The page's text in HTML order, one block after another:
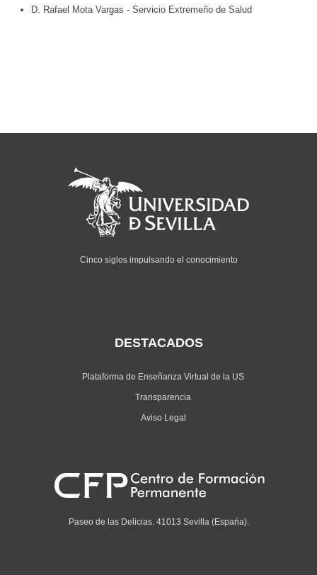
D. Rafael Mota Vargas - Servicio Extremeño de Salud
Cinco siglos impulsando el conocimiento
DESTACADOS
Plataforma de Enseñanza Virtual de la US
Transparencia
Aviso Legal
Paseo de las Delicias. 41013 Sevilla (Espańa).